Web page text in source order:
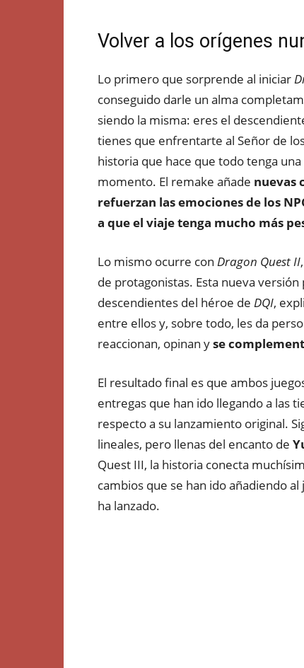
Volver a los orígenes
Lo primero que sorprende al iniciar
conseguido darle un alma
siendo la misma: eres el
tienes que enfrentarte al Señor de
historia que hace que todo tenga
momento. El remake añade nuevas
refuerzan las emociones de los
a que el viaje tenga mucho más
Lo mismo ocurre con Dragon Quest II
de protagonistas. Esta nueva
descendientes del héroe de DQI,
entre ellos y, sobre todo, les da
reaccionan, opinan yse
El resultado final es que ambos
entregas que han ido llegando a las
respecto a su lanzamiento original.
lineales, pero llenas del encanto de
Quest III, la historia conecta
cambios que se han ido añadiendo
ha lanzado.